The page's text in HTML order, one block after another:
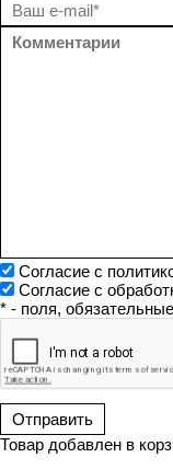
Согласие с
Согласие с
* - поля,
Товар добавлен в